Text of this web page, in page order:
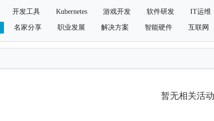
开发工具 Kubernetes 游戏开发 软件研发 IT运维
名家分享 职业发展 解决方案 智能硬件 互联网
暂无相关活动